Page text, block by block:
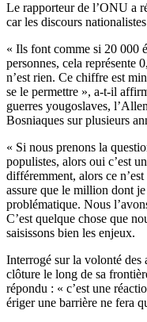
Le rapporteur de l’ONU a
car les discours
« Ils font comme si 20 000
personnes, cela représente
n’est rien. Ce chiffre est
se le permettre », a-t-il
guerres yougoslaves,
Bosniaques sur plusieurs
« Si nous prenons la
populistes, alors oui c’est
différemment, alors ce
assure que le million dont
problématique. Nous
C’est quelque chose que
saisissons bien les enjeux.
Interrogé sur la volonté des
clôture le long de sa
répondu : « c’est une
ériger une barrière ne fera